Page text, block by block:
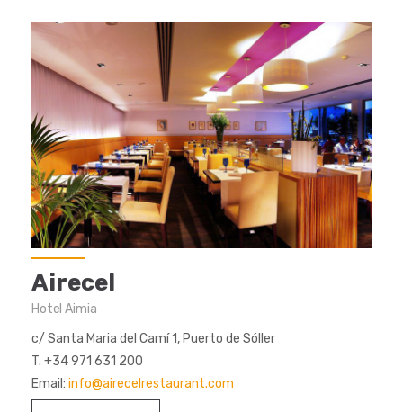
Airecel
Hotel Aimia
c/ Santa Maria del Camí 1, Puerto de Sóller
T. +34 971 631 200
Email: info@airecelrestaurant.com